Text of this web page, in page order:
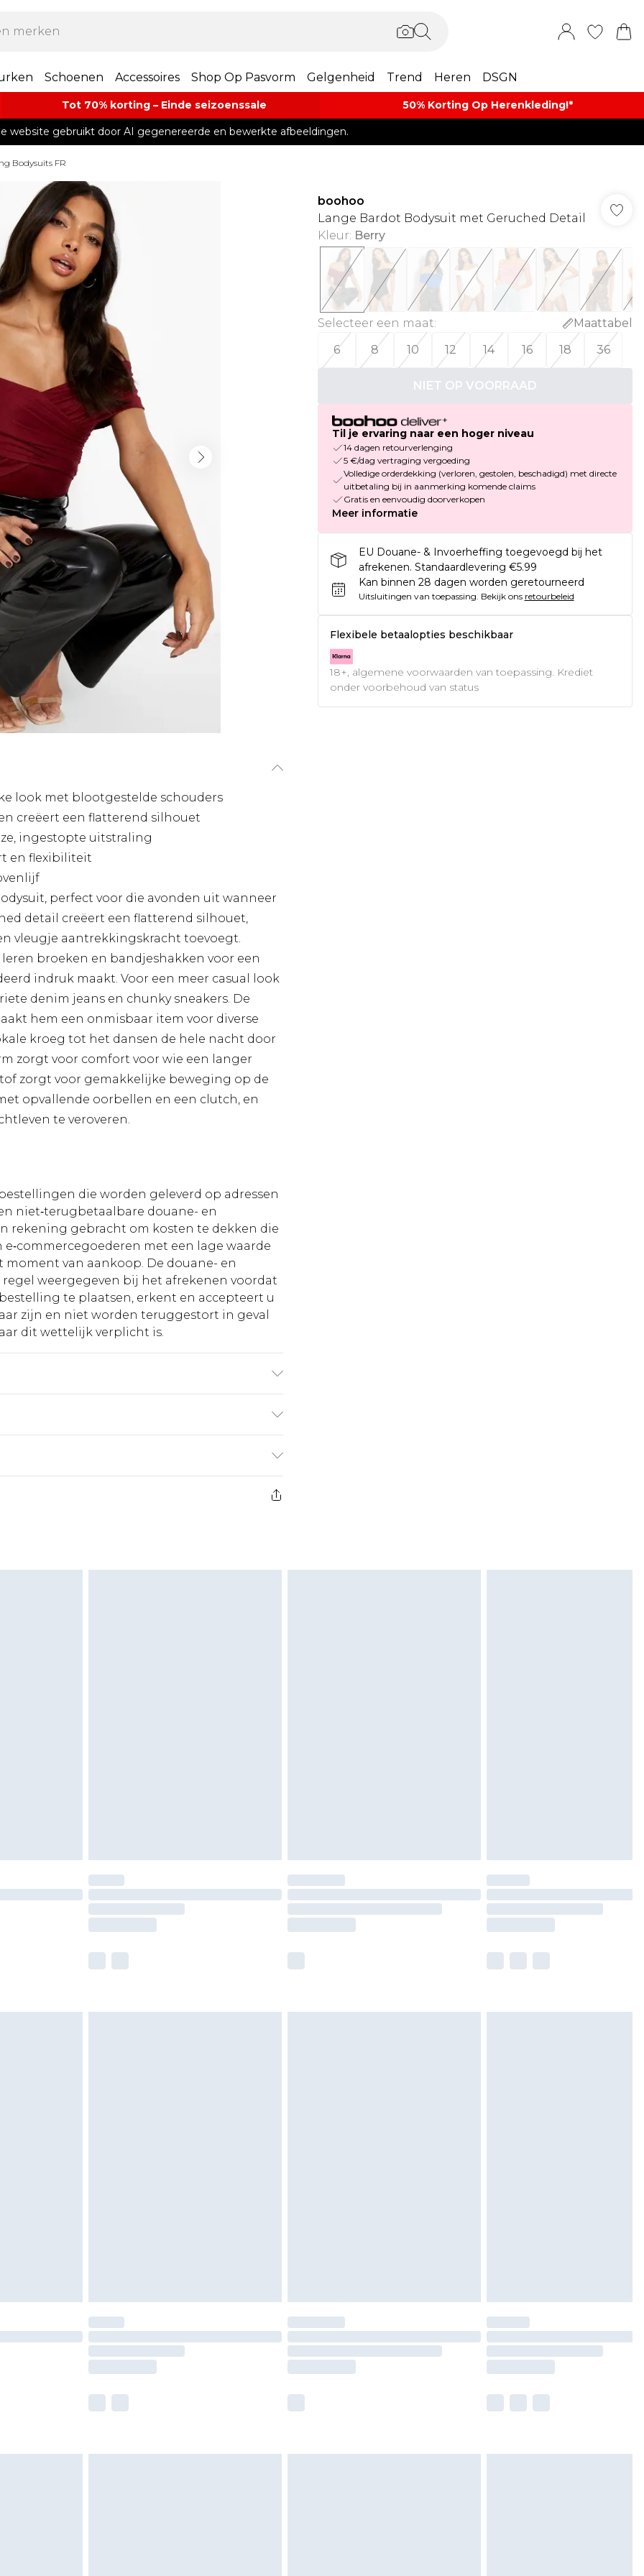
Schoenen Accessoires Shop Op Pasvorm Gelgenheid Trend Heren DSGN
Tot 70% korting – Einde seizoenssale 50% Korting Op Herenkleding​!*​
website gebruikt door AI gegenereerde en bewerkte afbeeldingen.
Bodysuits FR
look met blootgestelde schouders
creëert een flatterend silhouet
ingestopte uitstraling
en flexibiliteit
perfect voor die avonden uit wanneer
detail creëert een flatterend silhouet,
vleugje aantrekkingskracht toevoegt.
broeken en bandjeshakken voor een
indruk maakt. Voor een meer casual look
denim jeans en chunky sneakers. De
hem een onmisbaar item voor diverse
kroeg tot het dansen de hele nacht door
zorgt voor comfort voor wie een langer
zorgt voor gemakkelijke beweging op de
opvallende oorbellen en een clutch, en
te veroveren.
die worden geleverd op adressen
niet‑terugbetaalbare douane- en
rekening gebracht om kosten te dekken die
met een lage waarde
van aankoop. De douane- en
weergegeven bij het afrekenen voordat
te plaatsen, erkent en accepteert u
zijn en niet worden teruggestort in geval
dit wettelijk verplicht is.
€5.99
€14.99
boohoo
Lange Bardot Bodysuit met Geruched Detail
Kleur: Berry
Selecteer een maat:
Maattabel
6
8 10 12 14 16 18 36
NIET OP VOORRAAD
Til je ervaring naar een hoger niveau
14 dagen retourverlenging
5 €/dag vertraging vergoeding
Volledige orderdekking (verloren, gestolen, beschadigd) met directe
uitbetaling bij in aanmerking komende claims
Gratis en eenvoudig doorverkopen
Meer informatie
EU Douane- & Invoerheffing toegevoegd bij het
afrekenen. Standaardlevering €5.99
Kan binnen 28 dagen worden geretourneerd
Uitsluitingen van toepassing. Bekijk ons retourbeleid
Flexibele betaalopties beschikbaar
18+, algemene voorwaarden van toepassing. Krediet
onder voorbehoud van status